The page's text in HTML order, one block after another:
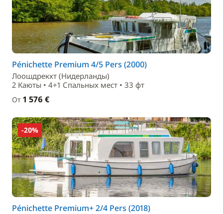
Pénichette Premium 4/5 Pers (2000)
Лоошдрекхт (Нидерланды)
2 Каюты • 4+1 Спальныx мест • 33 фт
От 1 576 €
-20%
Pénichette Premium+ 2/4 Pers (2018)